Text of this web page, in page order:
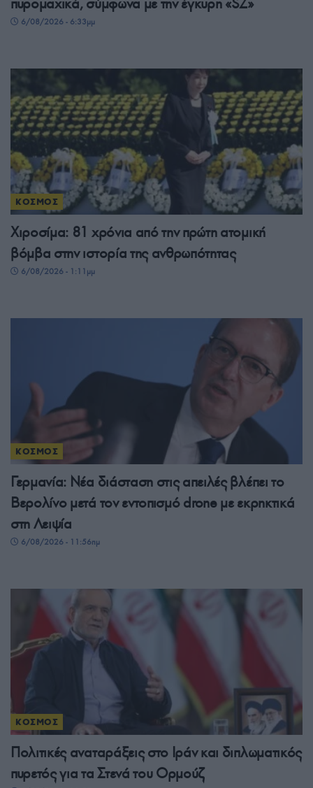
6/08/2026 - 6:33μμ
ΚΟΣΜΟΣ
Χιροσίμα: 81 χρόνια από την πρώτη ατομική
βόμβα στην ιστορία της ανθρωπότητας
6/08/2026 - 1:11μμ
ΚΟΣΜΟΣ
Γερμανία: Νέα διάσταση στις απειλές βλέπει το
Βερολίνο μετά τον εντοπισμό drone με εκρηκτικά
στη Λειψία
6/08/2026 - 11:56πμ
ΚΟΣΜΟΣ
Πολιτικές αναταράξεις στο Ιράν και διπλωματικός
πυρετός για τα Στενά του Ορμούζ